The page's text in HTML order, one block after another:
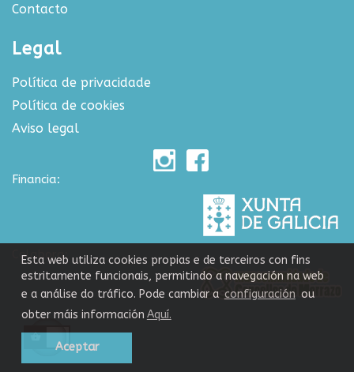
Contacto
Legal
Política de privacidade
Política de cookies
Aviso legal
Financia:
Colabora:
Esta web utiliza cookies propias e de terceiros con fins
estritamente funcionais, permitindo a navegación na web
e a análise do tráfico. Pode cambiar a configuración ou
obter máis información Aquí.
Aceptar